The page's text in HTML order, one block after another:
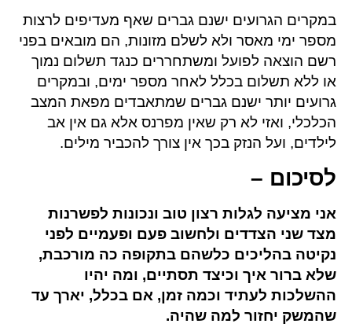
במקרים הגרועים ישנם גברים שאף מעדיפים לרצות
מספר ימי מאסר ולא לשלם מזונות, הם מובאים בפני
רשם הוצאה לפועל ומשתחררים כנגד תשלום נמוך
או ללא תשלום בכלל לאחר מספר ימים, ובמקרים
גרועים יותר ישנם גברים שמתאבדים מפאת המצב
הכלכלי, ואזי לא רק שאין מפרנס אלא גם אין אב
לילדים, ועל הנזק בכך אין צורך להכביר מילים.
לסיכום –
אני מציעה לגלות רצון טוב ונכונות לפשרנות
מצד שני הצדדים ולחשוב פעם ופעמיים לפני
נקיטה בהליכים כלשהם בתקופה כה מורכבת,
שלא ברור איך וכיצד תסתיים, ומה יהיו
ההשלכות לעתיד וכמה זמן, אם בכלל, יארך עד
שהמשק יחזור למה שהיה.